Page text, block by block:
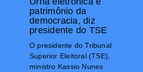
patrimônio da
democracia, diz
presidente do TSE
O presidente do Tribunal
Superior Eleitoral (TSE),
ministro Kassio Nunes